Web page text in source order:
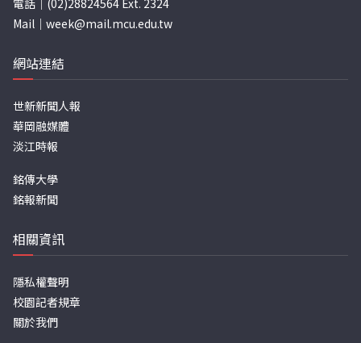
電話｜(02)28824564 Ext. 2324
Mail｜ week@mail.mcu.edu.tw
網站連結
世新新聞人報
華岡融媒體
淡江時報
銘傳大學
銘報新聞
相關資訊
隱私權聲明
校園記者規章
關於我們